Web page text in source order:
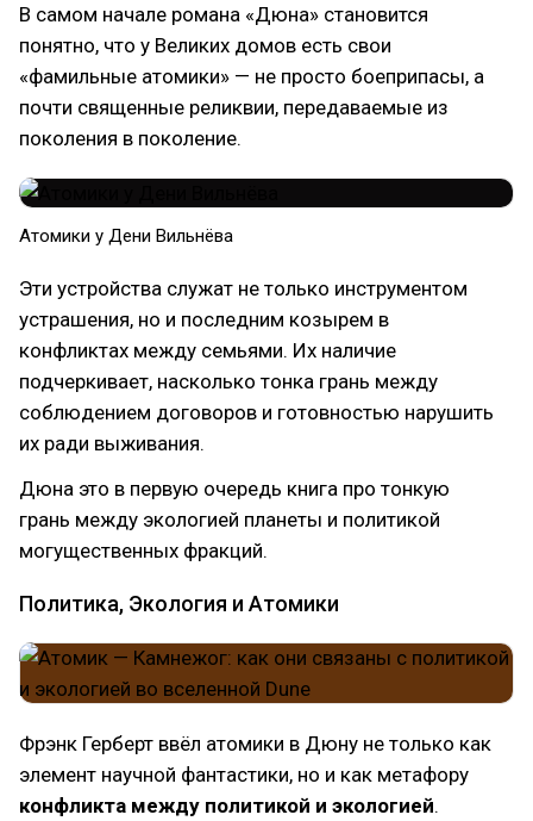
В самом начале романа «Дюна» становится
понятно, что у Великих домов есть свои
«фамильные атомики» — не просто боеприпасы, а
почти священные реликвии, передаваемые из
поколения в поколение.
Атомики у Дени Вильнёва
Эти устройства служат не только инструментом
устрашения, но и последним козырем в
конфликтах между семьями. Их наличие
подчеркивает, насколько тонка грань между
соблюдением договоров и готовностью нарушить
их ради выживания.
Дюна это в первую очередь книга про тонкую
грань между экологией планеты и политикой
могущественных фракций.
Политика, Экология и Атомики
Фрэнк Герберт ввёл атомики в Дюну не только как
элемент научной фантастики, но и как метафору
конфликта между политикой и экологией.